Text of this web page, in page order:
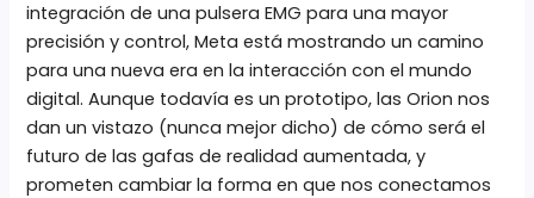
integración de una pulsera EMG para una mayor
precisión y control, Meta está mostrando un camino
para una nueva era en la interacción con el mundo
digital. Aunque todavía es un prototipo, las Orion nos
dan un vistazo (nunca mejor dicho) de cómo será el
futuro de las gafas de realidad aumentada, y
prometen cambiar la forma en que nos conectamos